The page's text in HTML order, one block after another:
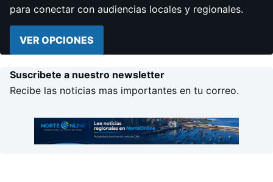
para conectar con audiencias locales y regionales.
VER OPCIONES
Suscribete a nuestro newsletter
Recibe las noticias mas importantes en tu correo.